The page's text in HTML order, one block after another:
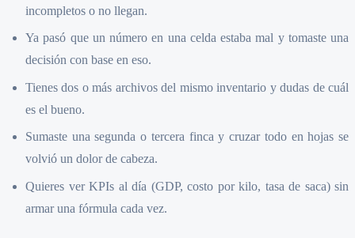
incompletos o no llegan.
Ya pasó que un número en una celda estaba mal y tomaste una
decisión con base en eso.
Tienes dos o más archivos del mismo inventario y dudas de cuál
es el bueno.
Sumaste una segunda o tercera finca y cruzar todo en hojas se
volvió un dolor de cabeza.
Quieres ver KPIs al día (GDP, costo por kilo, tasa de saca) sin
armar una fórmula cada vez.